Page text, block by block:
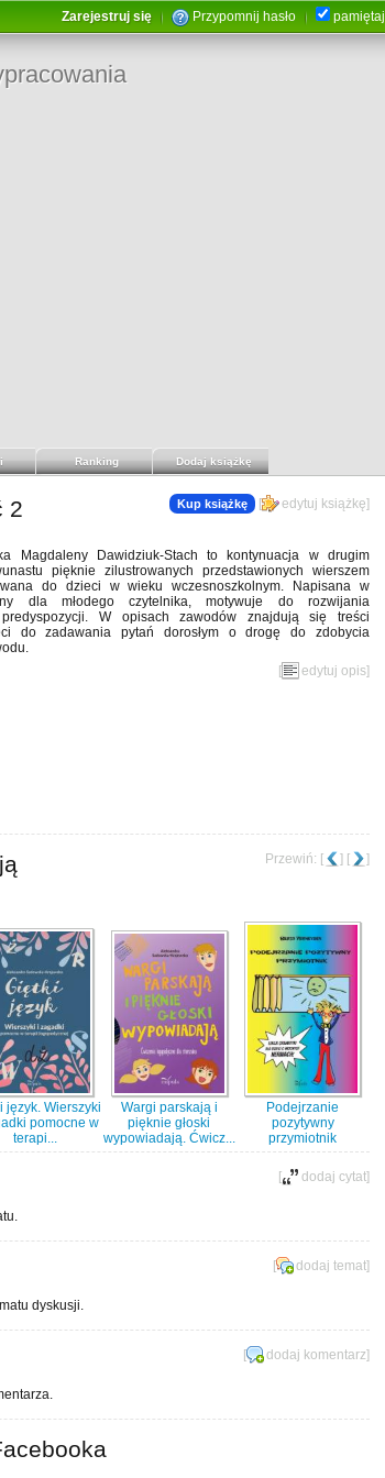
Zarejestruj się Przypomnij hasło pamiętaj
Ranking Dodaj książkę
Kup książkę [ edytuj książkę]
2
Magdaleny Dawidziuk-Stach to kontynuacja w drugim
pięknie zilustrowanych przedstawionych wierszem
do dzieci w wieku wczesnoszkolnym. Napisana w
dla młodego czytelnika, motywuje do rozwijania
W opisach zawodów znajdują się treści
do zadawania pytań dorosłym o drogę do zdobycia
[
edytuj opis]
Przewiń: [ ] [ ]
język. Wierszyki
pomocne w
terapi...
Wargi parskają i
pięknie głoski
wypowiadają. Ćwicz...
Podejrzanie
pozytywny
przymiotnik
[ dodaj cytat]
[ dodaj temat]
dyskusji.
[ dodaj komentarz]